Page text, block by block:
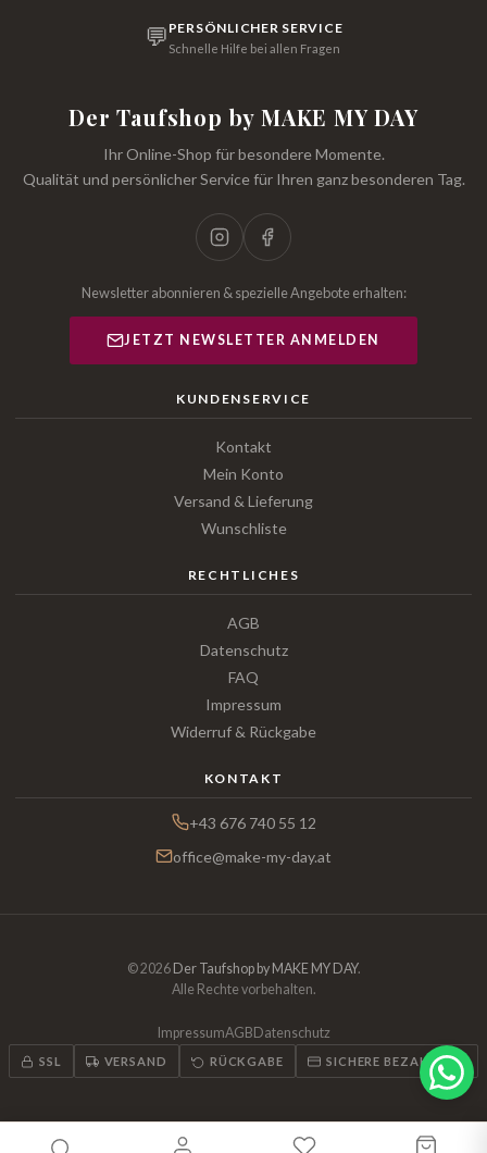
💬 PERSÖNLICHER SERVICE
Schnelle Hilfe bei allen Fragen
Der Taufshop by MAKE MY DAY
Ihr Online-Shop für besondere Momente.
Qualität und persönlicher Service für Ihren ganz besonderen Tag.
Newsletter abonnieren & spezielle Angebote erhalten:
JETZT NEWSLETTER ANMELDEN
KUNDENSERVICE
Kontakt
Mein Konto
Versand & Lieferung
Wunschliste
RECHTLICHES
AGB
Datenschutz
FAQ
Impressum
Widerruf & Rückgabe
KONTAKT
+43 676 740 55 12
office@make-my-day.at
© 2026 Der Taufshop by MAKE MY DAY.
Alle Rechte vorbehalten.
ImpressumAGB Datenschutz
SSL VERSAND RÜCKGABE SICHERE BEZAHLUNG